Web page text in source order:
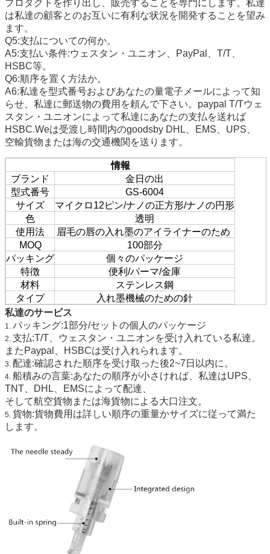
プロダクトを作り出し、販売することを専門にします。私達
は私達の顧客とのお互いに有利な状況を開発することを望み
ます。
Q5:支払についての何か。
A5:支払い条件:ウェスタン・ユニオン、PayPal、T/T、
HSBC等。
Q6:順序を置く方法か。
A6:私達を型式番号およびあなたの量電子メールによって知
らせ、私達に郵送物の費用を頼んで下さい。paypal T/Tウェ
スタン・ユニオンによって私達にあなたの支払を送れば
HSBC.Weは受渡し時間内のgoodsby DHL、EMS、UPS、
空輸貨物または海の交通機関を送ります。
情報
ブランド
金日の出
型式番号
GS-6004
サイズ
マイクロ12ピン/ナノの正方形/ナノの円形
色
透明
使用法
眉毛の唇の入れ墨のアイライナーのため
MOQ
100部分
パッキング
個々のパッケージ
特徴
便利/パーマ/金庫
材料
ステンレス鋼
タイプ
入れ墨機械のための針
私達のサービス
1. パッキング:1部分/セットの個人のパッケージ
2. 支払:T/T、ウェスタン・ユニオンを受け入れている私達。
またPaypal、HSBCは受け入れられます。
3. 配達:確認された順序を受け取った後2~7日以内に。
4. 船積みの言葉:あなたの順序が小さければ、私達はUPS、
TNT、DHL、EMSによって配達、
そして航空貨物または海貨物による大口注文。
5. 貨物:貨物費用は詳しい順序の重量かサイズに従って満た
します。